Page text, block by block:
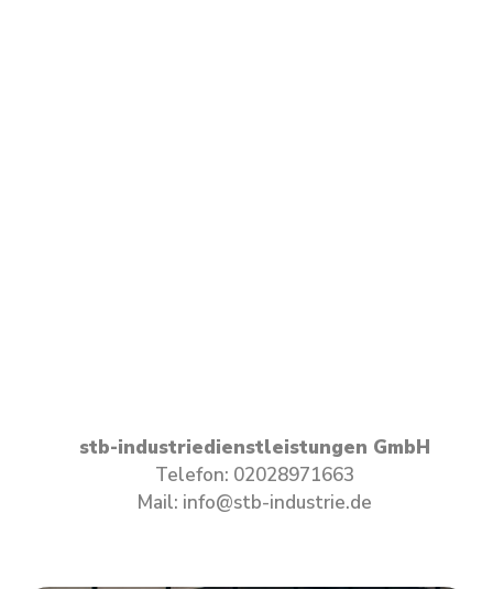
stb-industriedienstleistungen GmbH
Telefon: 02028971663
Mail: info@stb-industrie.de